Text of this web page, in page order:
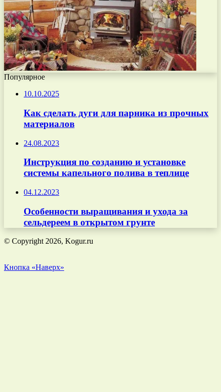
Популярное
10.10.2025
Как сделать дуги для парника из прочных
материалов
24.08.2023
Инструкция по созданию и установке
системы капельного полива в теплице
04.12.2023
Особенности выращивания и ухода за
сельдереем в открытом грунте
© Copyright 2026, Kogur.ru
Кнопка «Наверх»